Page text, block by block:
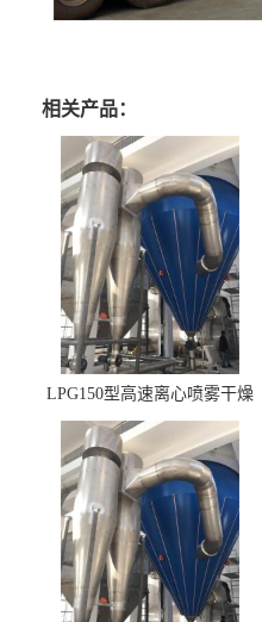
相关产品：
LPG150型高速离心喷雾干燥
机 φ2.85m